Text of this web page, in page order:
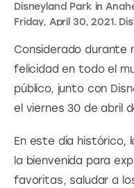
Disneyland Park in
Friday, April 30, 2021.
Disneyland Park,
Disney’s Grand
Thompson/Disneyland
Considerado durante
felicidad en todo el
público, junto con
el viernes 30 de abril
En este día histórico,
la bienvenida para
favoritas, saludar a